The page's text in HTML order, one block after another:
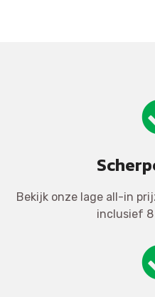
Bekijk onze lage all-in
inclusief 8